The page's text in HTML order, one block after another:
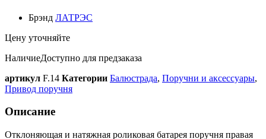
Брэнд ЛАТРЭС
Цену уточняйте
НаличиеДоступно для предзаказа
артикул F.14 Категории Балюстрада, Поручни и аксессуары,
Привод поручня
Описание
Отклоняющая и натяжная роликовая батарея поручня правая